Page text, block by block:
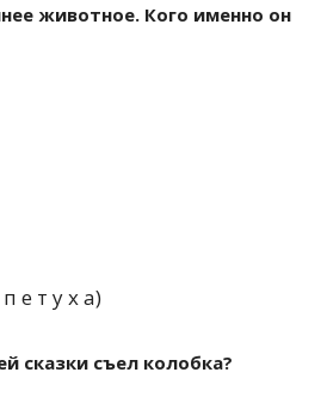
животное. Кого именно он
е т у х а)
сказки съел колобка?